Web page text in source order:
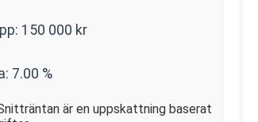
150 000 kr
7.00 %
är en uppskattning baserat